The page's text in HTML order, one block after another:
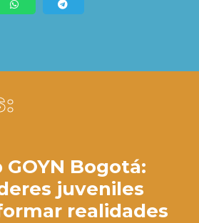
Bogotá:
juveniles
realidades